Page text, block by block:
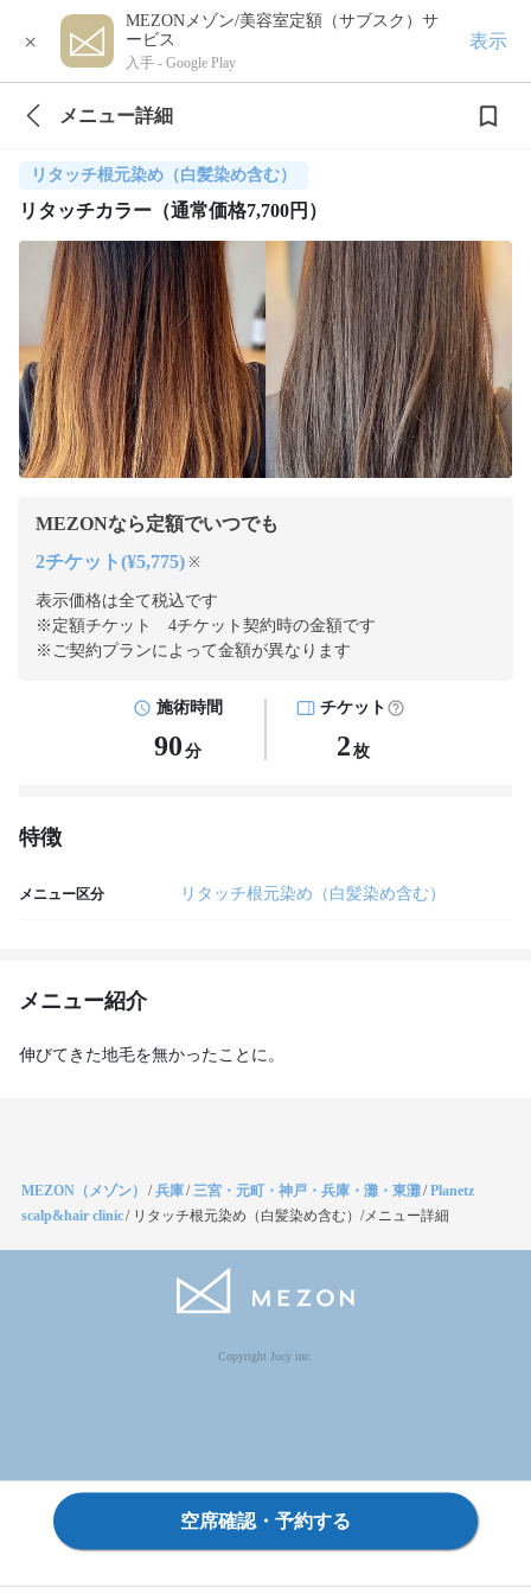
×
MEZONメゾン/美容室定額（サブスク）サ
ービス
入手 - Google Play
表示
メニュー詳細
リタッチ根元染め（白髪染め含む）
リタッチカラー（通常価格7,700円）
MEZONなら定額でいつでも
2チケット(¥5,775) ※
表示価格は全て税込です
※定額チケット 4チケット契約時の金額です
※ご契約プランによって金額が異なります
施術時間
90 分
チケット
2 枚
特徴
メニュー区分 リタッチ根元染め（白髪染め含む）
メニュー紹介
伸びてきた地毛を無かったことに。
MEZON（メゾン） /兵庫/三宮・元町・神戸・兵庫・灘・東灘/Planetz
scalp&hair clinic/ リタッチ根元染め（白髪染め含む）/メニュー詳細
Copyright Jocy inc.
空席確認・予約する